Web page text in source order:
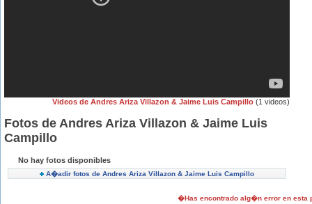
Videos de Andres Ariza Villazon & Jaime Luis Campillo (1 videos)
Fotos de Andres Ariza Villazon & Jaime Luis
Campillo
No hay fotos disponibles
A�adir fotos de Andres Ariza Villazon & Jaime Luis Campillo
�Has encontrado alg�n error en esta